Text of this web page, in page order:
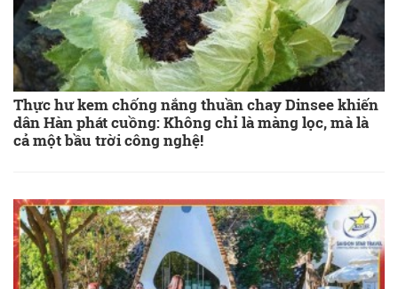
Thực hư kem chống nắng thuần chay Dinsee khiến
dân Hàn phát cuồng: Không chỉ là màng lọc, mà là
cả một bầu trời công nghệ!